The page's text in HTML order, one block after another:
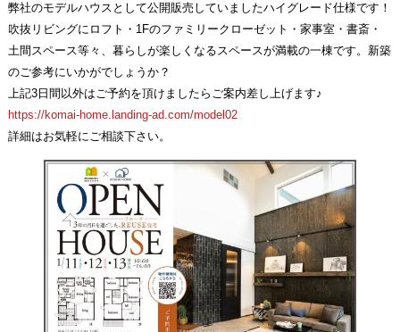
弊社のモデルハウスとして公開販売していましたハイグレード仕様です！
吹抜リビングにロフト・1Fのファミリークローゼット・家事室・書斎・
土間スペース等々、暮らしが楽しくなるスペースが満載の一棟です。新築
のご参考にいかがでしょうか？
上記3日間以外はご予約を頂けましたらご案内差し上げます♪
https://komai-home.landing-ad.com/model02
詳細はお気軽にご相談下さい。